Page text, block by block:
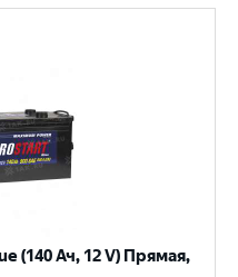
(140 Ач, 12 V) Прямая,